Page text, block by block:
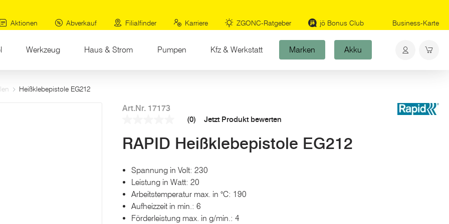
Aktionen
Abverkauf Filialfinder Karriere ZGONC-Ratgeber jö Bonus Club Business-Karte
Werkzeug Haus & Strom Pumpen Kfz & Werkstatt Marken Akku
Heißklebepistole EG212
Art.Nr. 17173
Link
auf
(0) Jetzt Produkt bewerten
RAPID Heißklebepistole EG212
Spannung in Volt: 230
Leistung in Watt: 20
Arbeitstemperatur max. in °C: 190
Aufheizzeit in min.: 6
Förderleistung max. in g/min.: 4